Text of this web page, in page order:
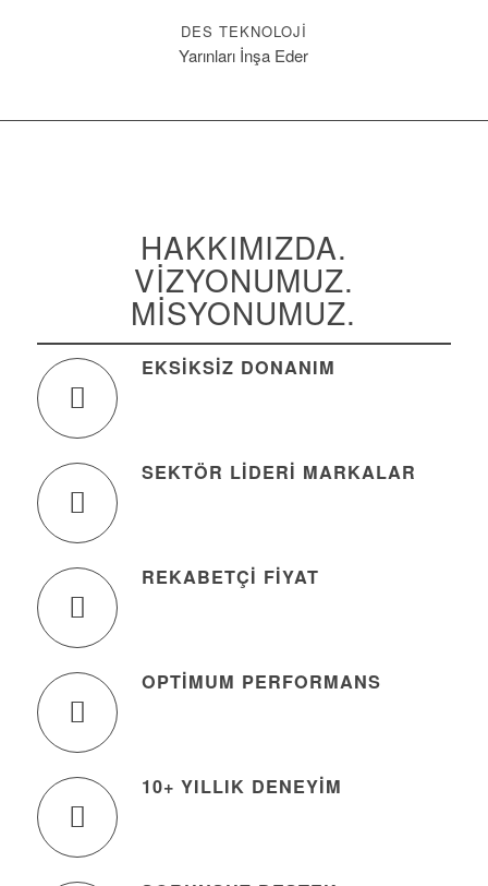
DES TEKNOLOJI
Yarınları İnşa Eder
HAKKIMIZDA.
VIZYONUMUZ.
MISYONUMUZ.
EKSIKSIZ DONANIM
SEKTÖR LIDERI MARKALAR
REKABETÇI FIYAT
OPTIMUM PERFORMANS
10+ YILLIK DENEYIM